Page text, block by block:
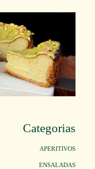
Categorias
APERITIVOS
ENSALADAS